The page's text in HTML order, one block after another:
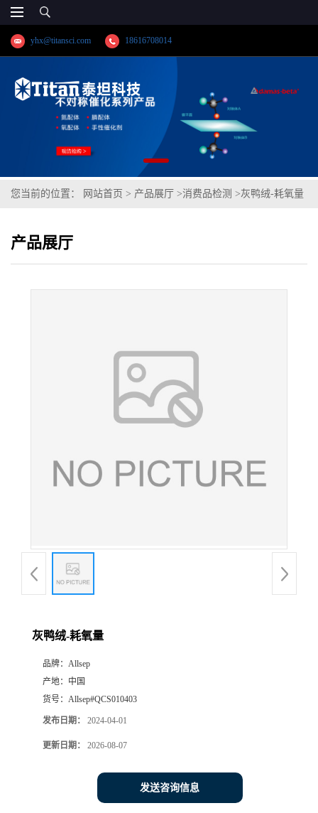
yhx@titansci.com 18616708014
您当前的位置： 网站首页 > 产品展厅 >消费品检测 >灰鸭绒-耗氧量
产品展厅
灰鸭绒-耗氧量
品牌： Allsep
产地： 中国
货号： Allsep#QCS010403
发布日期： 2024-04-01
更新日期： 2026-08-07
发送咨询信息